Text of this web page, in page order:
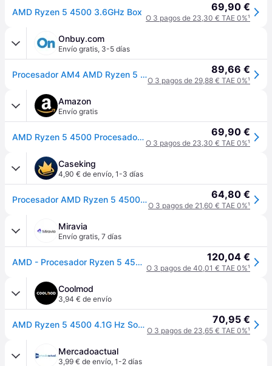
AMD Ryzen 5 4500 3.6GHz Box 69,90 €
O 3 pagos de 23,30 € TAE 0%¹
Onbuy.com
Envío gratis, 3-5 días
Procesador AM4 AMD Ryzen 5 4500 de seis núcleos a 3,6 GHz 89,66 €
O 3 pagos de 29,88 € TAE 0%¹
Amazon
Envío gratis
AMD Ryzen 5 4500 Procesador (6 núcleos/12 Threads, 65W TDP, Socket AM4, 11MB Caché, Reloj de aumento máx. hasta 4.1 GHz,con ventilador Wraith Stealh) 69,90 €
O 3 pagos de 23,30 € TAE 0%¹
Caseking
4,90 € de envío, 1-3 días
Procesador AMD Ryzen 5 4500 6-Core (3.6GHz-4.1GHz) 11MB AM4 64,80 €
O 3 pagos de 21,60 € TAE 0%¹
Miravia
Envío gratis, 7 días
AMD - Procesador Ryzen 5 4500 AM4 BOX 100-100000644BOX con 6 núcleos y 12 hilos, frecuencia turbo hasta 4.1 GHz, litografía 7 nm y caché L3 de 8 MB 120,04 €
O 3 pagos de 40,01 € TAE 0%¹
Coolmod
3,94 € de envío
AMD Ryzen 5 4500 4.1G Hz Socket AM4 Boxed 70,95 €
O 3 pagos de 23,65 € TAE 0%¹
Mercadoactual
3,99 € de envío, 1-2 días